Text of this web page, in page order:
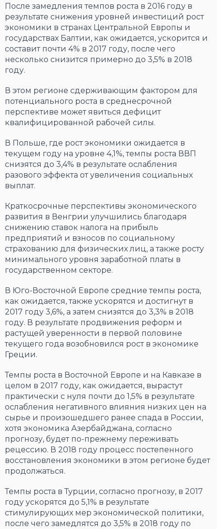
После замедления темпов роста в 2016 году в
результате снижения уровней инвестиций рост
экономики в странах Центральной Европы и
государствах Балтии, как ожидается, ускорится и
составит почти 4% в 2017 году, после чего
несколько снизится примерно до 3,5% в 2018
году.
В этом регионе сдерживающим фактором для
потенциального роста в среднесрочной
перспективе может явиться дефицит
квалифицированной рабочей силы.
В Польше, где рост экономики ожидается в
текущем году на уровне 4,1%, темпы роста ВВП
снизятся до 3,4% в результате ослабления
разового эффекта от увеличения социальных
выплат.
Краткосрочные перспективы экономического
развития в Венгрии улучшились благодаря
снижению ставок налога на прибыль
предприятий и взносов по социальному
страхованию для физических лиц, а также росту
минимального уровня заработной платы в
государственном секторе.
В Юго-Восточной Европе средние темпы роста,
как ожидается, также ускорятся и достигнут в
2017 году 3,6%, а затем снизятся до 3,3% в 2018
году. В результате продвижения реформ и
растущей уверенности в первой половине
текущего года возобновился рост в экономике
Греции.
Темпы роста в Восточной Европе и на Кавказе в
целом в 2017 году, как ожидается, вырастут
практически с нуля почти до 1,5% в результате
ослабления негативного влияния низких цен на
сырье и произошедшего ранее спада в России,
хотя экономика Азербайджана, согласно
прогнозу, будет по-прежнему переживать
рецессию. В 2018 году процесс постепенного
восстановления экономики в этом регионе будет
продолжаться.
Темпы роста в Турции, согласно прогнозу, в 2017
году ускорятся до 5,1% в результате
стимулирующих мер экономической политики,
после чего замедлятся до 3,5% в 2018 году по